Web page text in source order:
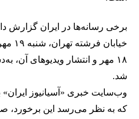
برخی رسانه‌ها در ایران گزارش
۱۸ مهر و انتشار ویدیوهای
شد.
وب‌سایت خبری «آسیانیوز ایران»
که به نظر می‌رسد این برخورد،